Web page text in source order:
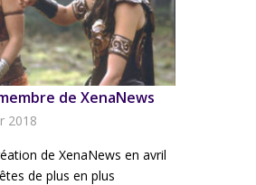
de XenaNews
2018
de XenaNews en avril
de plus en plus